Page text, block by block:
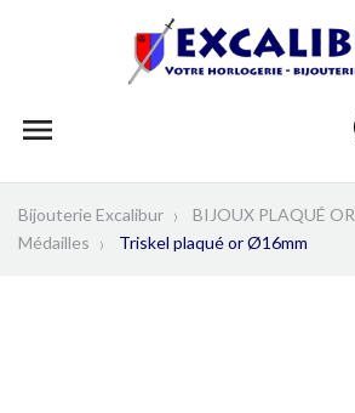

Bijouterie Excalibur BIJOUX PLAQUÉ OR
Médailles
Triskel plaqué or Ø16mm